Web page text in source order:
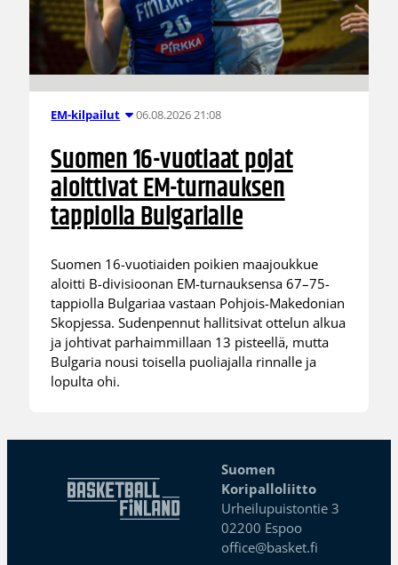
EM-kilpailut 06.08.2026 21:08
Suomen 16-vuotiaat pojat
aloittivat EM-turnauksen
tappiolla Bulgarialle
Suomen 16-vuotiaiden poikien maajoukkue
aloitti B-divisioonan EM-turnauksensa 67–75-
tappiolla Bulgariaa vastaan Pohjois-Makedonian
Skopjessa. Sudenpennut hallitsivat ottelun alkua
ja johtivat parhaimmillaan 13 pisteellä, mutta
Bulgaria nousi toisella puoliajalla rinnalle ja
lopulta ohi.
Suomen
Koripalloliitto
Urheilupuistontie 3
02200 Espoo
office@basket.fi